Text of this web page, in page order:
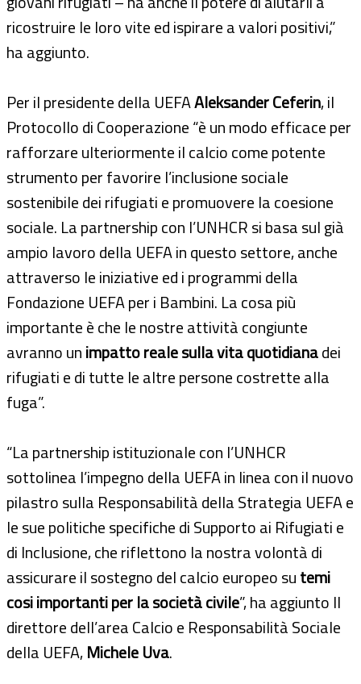
ricostruire le loro vite ed ispirare a valori positivi,”
ha aggiunto.
Per il presidente della UEFAAleksander Ceferin, il
Protocollo di Cooperazione “è un modo efficace per
rafforzare ulteriormente il calcio come potente
strumento per favorire l’inclusione sociale
sostenibile dei rifugiati e promuovere la coesione
sociale. La partnership con l’UNHCR si basa sul già
ampio lavoro della UEFA in questo settore, anche
attraverso le iniziative ed i programmi della
Fondazione UEFA per i Bambini. La cosa più
importante è che le nostre attività congiunte
avranno unimpatto reale sulla vita quotidianadei
rifugiati e di tutte le altre persone costrette alla
fuga”.
“La partnership istituzionale con l’UNHCR
sottolinea l’impegno della UEFA in linea con il nuovo
pilastro sulla Responsabilità della Strategia UEFA e
le sue politiche specifiche di Supporto ai Rifugiati e
di Inclusione, che riflettono la nostra volontà di
assicurare il sostegno del calcio europeo sutemi
cosi importanti per la società civile”, ha aggiunto Il
direttore dell’area Calcio e Responsabilità Sociale
della UEFA,Michele Uva.